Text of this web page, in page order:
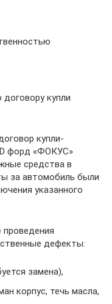
купли
купли-
форд «ФОКУС»
средства в
за автомобиль были
указанного
проведения
дефекты:
замена),
корпус, течь масла,